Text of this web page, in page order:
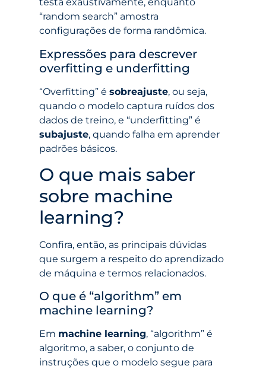
“random search” amostra
configurações de forma randômica.
Expressões para descrever
overfitting e underfitting
“Overfitting” é sobreajuste, ou seja,
quando o modelo captura ruídos dos
dados de treino, e “underfitting” é
subajuste, quando falha em aprender
padrões básicos.
O que mais saber
sobre machine
learning?
Confira, então, as principais dúvidas
que surgem a respeito do aprendizado
de máquina e termos relacionados.
O que é “algorithm” em
machine learning?
Em machine learning, “algorithm” é
algoritmo, a saber, o conjunto de
instruções que o modelo segue para